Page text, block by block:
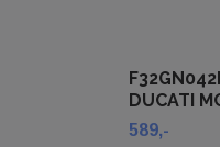
DUCATI
589,-